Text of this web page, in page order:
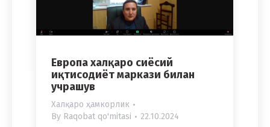
Европа халқаро сиёсий
иқтисодиёт маркази билан
учрашув
Халқаро ҳамкорлик
By Raqobat qo'mitasi 22.10.2024